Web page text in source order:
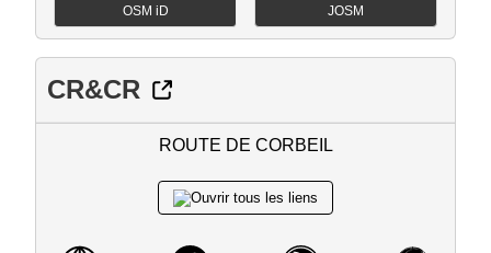
OSM iD JOSM
CR&CR
ROUTE DE CORBEIL